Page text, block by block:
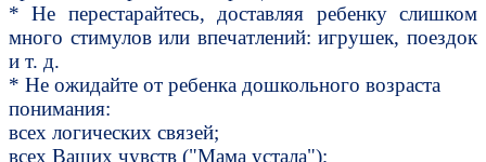
* Не перестарайтесь, доставляя ребенку слишком
много стимулов или впечатлений: игрушек, поездок
и т. д.
* Не ожидайте от ребенка дошкольного возраста
понимания:
всех логических связей;
всех Ваших чувств ("Мама устала");